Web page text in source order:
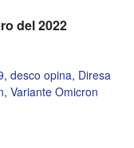
del 2022
, desco opina, Diresa
, Variante Omicron